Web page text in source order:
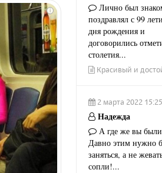
i
Лично был
поздравлял с 99
дня рождения и
договорились
столетия...
Красивый и
2 марта 2022 15:25
Надежда
А где же вы
Давно этим нужно
заняться, а не
сопли!...